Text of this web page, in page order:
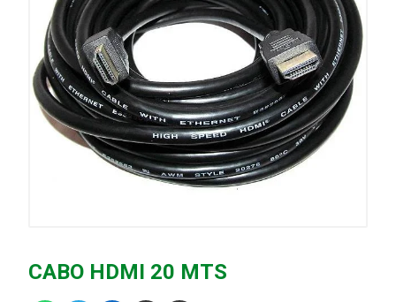
CABO HDMI 20 MTS